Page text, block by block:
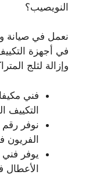
النويصيب؟
نعمل في صيانة
في أجهزة
وإزالة لثلج
فني
التكييف
نوفر
الفريون
يوفر
الأعطال